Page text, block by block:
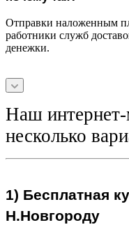
Отправки наложенным
работники служб
денежки.
Наш интернет-
несколько
1) Бесплатная
Н.Новгороду